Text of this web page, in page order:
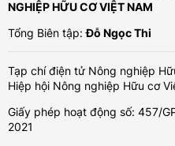
NGHIỆP HỮU CƠ VIỆT NAM
Tổng Biên tập:Đỗ Ngọc Thi
Tạp chí điện tử Nông nghiệp
Hiệp hội Nông nghiệp Hữu cơ
Giấy phép hoạt động số: 457/
2021